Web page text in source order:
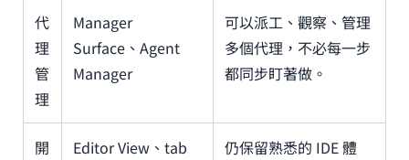
代
理
管
理
Manager
Surface、Agent
Manager
可以派工、觀察、管理
多個代理，不必每一步
都同步盯著做。
開
Editor View、tab
仍保留熟悉的 IDE 體